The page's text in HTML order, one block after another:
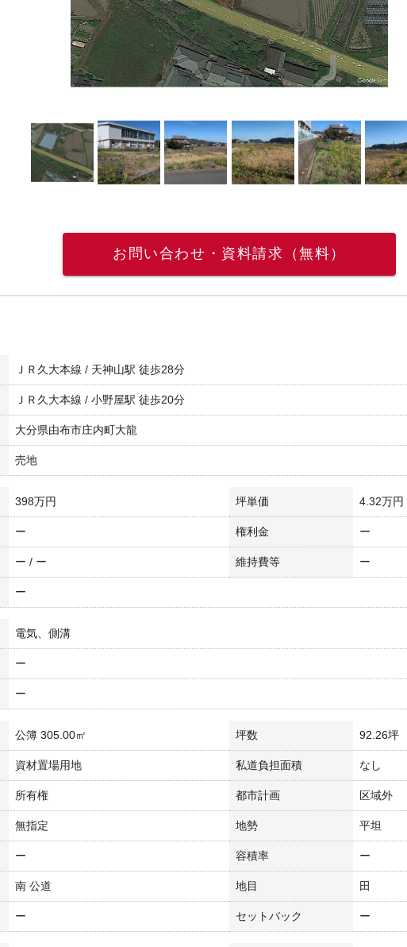
お問い合わせ・資料請求（無料）
ＪＲ久大本線 / 天神山駅 徒歩28分
ＪＲ久大本線 / 小野屋駅 徒歩20分
大分県由布市庄内町大龍
売地
398万円 坪単価 4.32万円
ー 権利金 ー
ー / ー 維持費等 ー
ー
電気、側溝
ー
ー
公簿 305.00㎡ 坪数 92.26坪
資材置場用地 私道負担面積 なし
所有権 都市計画 区域外
無指定 地勢 平坦
ー 容積率 ー
南 公道 地目 田
ー セットバック ー